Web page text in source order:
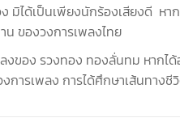
มิได้เป็นเพียงนักร้องเสียงดี ห
น ของวงการเพลงไทย
ของ รวงทอง ทองลั่นทม หากได้
การเพลง การได้ศึกษาเส้นทาง